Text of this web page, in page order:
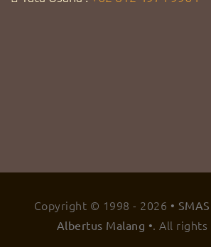
Copyright © 1998 - 2026 •
Albertus Malang •. All rights